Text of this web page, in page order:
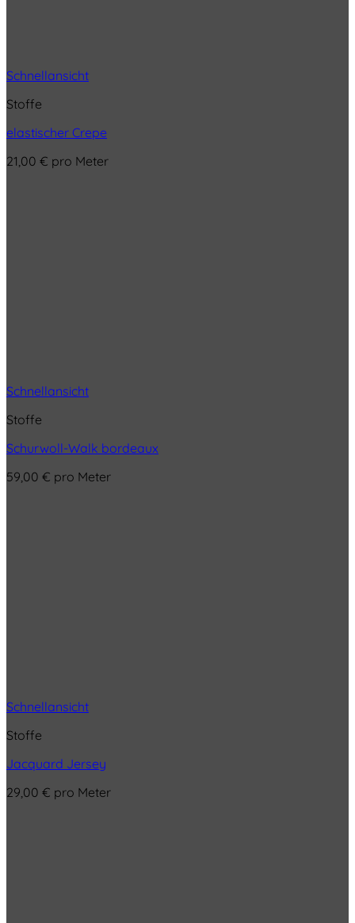
Schnellansicht
Stoffe
elastischer Crepe
21,00 € pro Meter
Schnellansicht
Stoffe
Schurwoll-Walk bordeaux
59,00 € pro Meter
Schnellansicht
Stoffe
Jacquard Jersey
29,00 € pro Meter